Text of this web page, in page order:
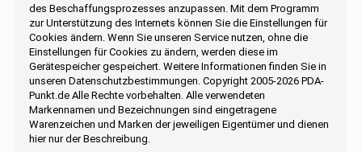
des Beschaffungsprozesses anzupassen. Mit dem Programm
zur Unterstützung des Internets können Sie die Einstellungen für
Cookies ändern. Wenn Sie unseren Service nutzen, ohne die
Einstellungen für Cookies zu ändern, werden diese im
Gerätespeicher gespeichert. Weitere Informationen finden Sie in
unseren Datenschutzbestimmungen. Copyright 2005-2026 PDA-
Punkt.de Alle Rechte vorbehalten. Alle verwendeten
Markennamen und Bezeichnungen sind eingetragene
Warenzeichen und Marken der jeweiligen Eigentümer und dienen
hier nur der Beschreibung.